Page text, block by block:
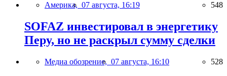
Америка, 07 августа, 16:19 548
SOFAZ инвестировал в энергетику
Перу, но не раскрыл сумму сделки
Медиа обозрение, 07 августа, 16:10 528